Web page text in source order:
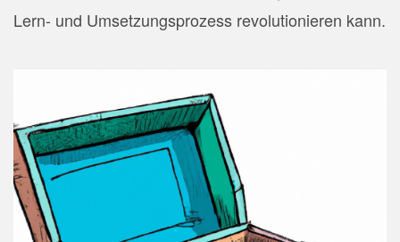
Lern- und Umsetzungsprozess revolutionieren kann.